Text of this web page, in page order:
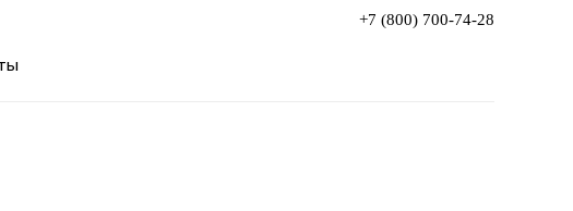
+7 (800) 700-74-28